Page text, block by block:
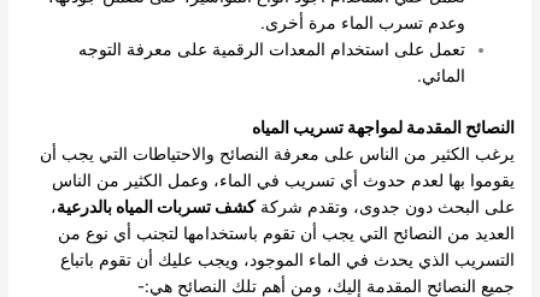
وعدم تسرب الماء مرة أخرى.
تعمل على استخدام المعدات الرقمية على معرفة التوجه
المائي.
النصائح المقدمة لمواجهة تسريب المياه
يرغب الكثير من الناس على معرفة النصائح والاحتياطات التي يجب أن
يقوموا بها لعدم حدوث أي تسريب في الماء، وعمل الكثير من الناس
على البحث دون جدوى، وتقدم شركةكشف تسربات المياه بالدرعية،
العديد من النصائح التي يجب أن تقوم باستخدامها لتجنب أي نوع من
التسريب الذي يحدث في الماء الموجود، ويجب عليك أن تقوم باتباع
جميع النصائح المقدمة إليك، ومن أهم تلك النصائح هي:-